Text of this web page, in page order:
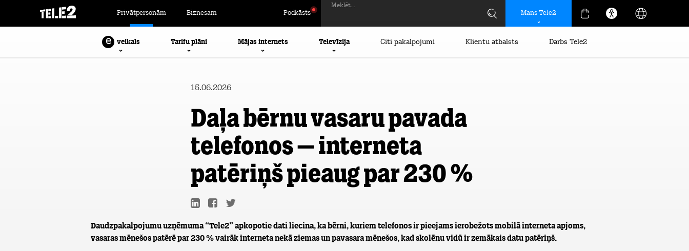
Privātpersonām Biznesam Podkāsts
Meklēt...
Mans Tele2
e veikals Tarifu plāni Mājas internets Televīzija Citi pakalpojumi Klientu atbalsts Darbs Tele2
15.06.2026
Daļa bērnu vasaru pavada
telefonos – interneta
patēriņš pieaug par 230 %
Daudzpakalpojumu uzņēmuma “Tele2” apkopotie dati liecina, ka bērni, kuriem telefonos ir pieejams ierobežots mobilā interneta apjoms,
vasaras mēnešos patērē par 230 % vairāk interneta nekā ziemas un pavasara mēnešos, kad skolēnu vidū ir zemākais datu patēriņš.